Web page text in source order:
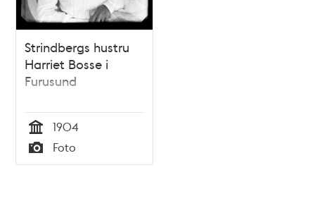
Strindbergs hustru
Harriet Bosse i
Furusund
Tid
1904
Typ
Foto